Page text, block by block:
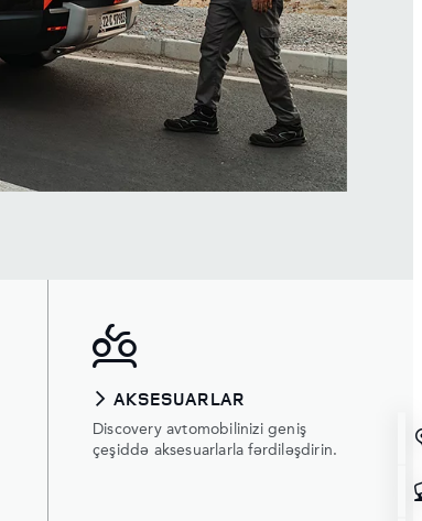
AKSESUARLAR
Discovery avtomobilinizi geniş
çeşiddə aksesuarlarla fərdiləşdirin.